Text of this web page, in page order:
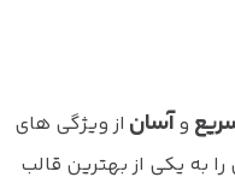
و آسان از ویژگی های
به یکی از بهترین قالب